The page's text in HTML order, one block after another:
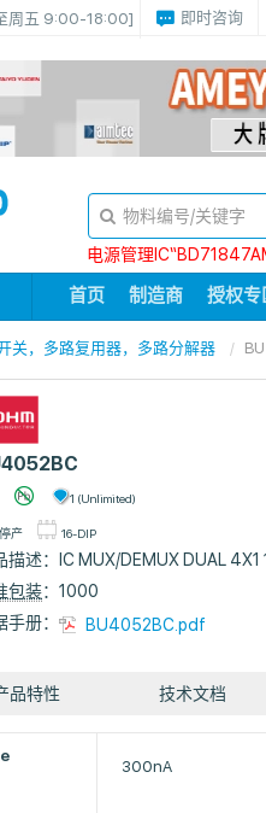
周五 9:00-18:00] 即时咨询
电源管理
首页 制造商 授权专
关，多路复用器，多路分解器
1 (Unlimited)
停产 16-DIP
描述：
IC MUX/DEMUX DUAL 4X1
包装：1000
手册：
BU4052BC.pdf
品特性 技术文档
300nA